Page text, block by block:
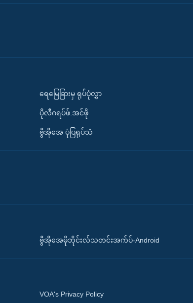
ရေမြေခြားမှ ရုပ်ပုံလွှာ
ပိုလီဂရပ်ဖ်.အင်ဖို
ဗွီအိုအေ ပုံပြရုပ်သံ
ဗွီအိုအေမိုဘိုင်းလ်သတင်းအက်ပ်-Android
VOA's Privacy Policy